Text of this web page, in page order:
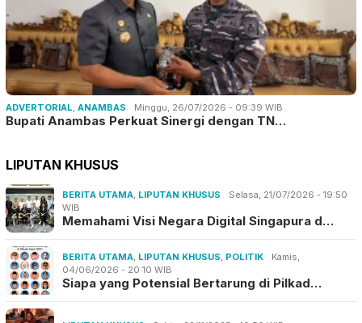
ADVERTORIAL, ANAMBAS Minggu, 26/07/2026 - 09:39 WIB
Bupati Anambas Perkuat Sinergi dengan TN…
LIPUTAN KHUSUS
BERITA UTAMA, LIPUTAN KHUSUS
Selasa, 21/07/2026 - 19:50
WIB
Memahami Visi Negara Digital Singapura d…
BERITA UTAMA, LIPUTAN KHUSUS, POLITIK
Kamis,
04/06/2026 - 20:10 WIB
Siapa yang Potensial Bertarung di Pilkad…